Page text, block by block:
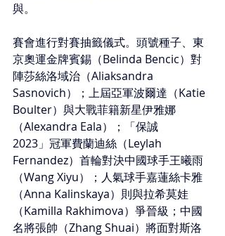
與。
賽會進行對賽抽籤儀式。頭號種子、東
京奧運金牌賓錫（Belinda Bencic）對
陣莎絲洛域治（Aliaksandra
Sasnovich）；上屆亞軍波爾達（Katie
Boulter）與大戰菲籍新星伊雅娜
（Alexandra Eala）；「保誠
2023」冠軍費蘭迪絲（Leylah
Fernandez）首輪對決中國球手王曦雨
（Wang Xiyu）；人氣球手嘉蓮絲卡雅
（Anna Kalinskaya）則與拉希莫娃
（Kamilla Rakhimova）爭晉級；中國
名將張帥（Zhang Shuai）將面對斯洛